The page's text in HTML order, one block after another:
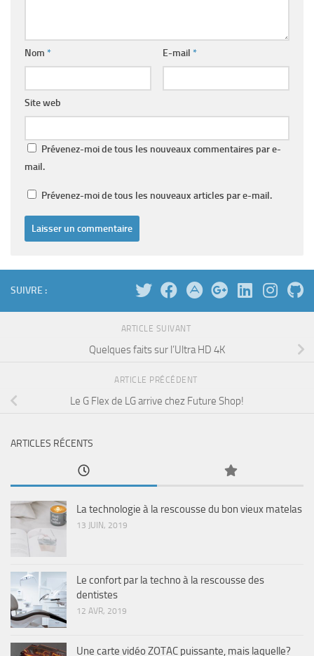
Nom * E-mail *
Site web
Prévenez-moi de tous les nouveaux commentaires par e-
mail.
Prévenez-moi de tous les nouveaux articles par e-mail.
SUIVRE :
ARTICLE SUIVANT
Quelques faits sur l’Ultra HD 4K
ARTICLE PRÉCÉDENT
Le G Flex de LG arrive chez Future Shop!
ARTICLES RÉCENTS
La technologie à la rescousse du bon vieux matelas
13 JUIN, 2019
Le confort par la techno à la rescousse des
dentistes
12 AVR, 2019
Une carte vidéo ZOTAC puissante, mais laquelle?